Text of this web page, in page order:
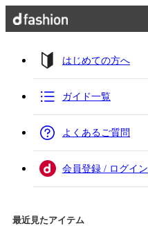
はじめての方へ
ガイド一覧
よくあるご質問
会員登録 / ログイン
最近見たアイテム